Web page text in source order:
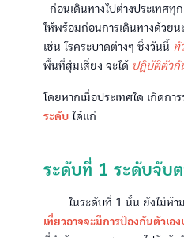
ก่อนเดินทางไปต่างประเทศทุ
ให้พร้อมก่อนการเดินทางด้วย
เช่น โรคระบาดต่างๆ ซึ่งวันนี้ ทั
พื้นที่สุ่มเสี่ยง จะได้ ปฏิบัติตัวกั
โดยหากเมื่อประเทศใด เกิดกา
ระดับ ได้แก่
ระดับที่ 1 ระดับจับ
ในระดับที่ 1 นั้น ยังไม่ห้ามก
เที่ยวอาจจะมีการป้องกันตัวเอง